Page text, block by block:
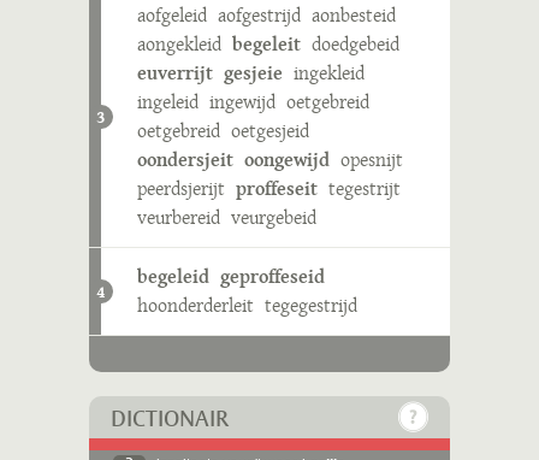
3
aofgeleid aofgestrijd aonbesteid
aongekleid begeleit doedgebeid
euverrijt gesjeie ingekleid
ingeleid ingewijd oetgebreid
oetgebreid oetgesjeid
oondersjeit oongewijd opesnijt
peerdsjerijt proffeseit tegestrijt
veurbereid veurgebeid
4
begeleid geproffeseid
hoonderderleit tegegestrijd
DICTIONAIR